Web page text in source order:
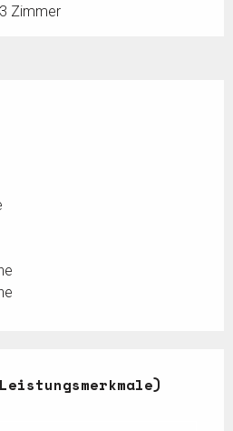
3 Zimmer